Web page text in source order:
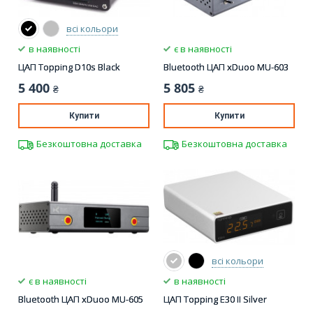
всі кольори
в наявності
ЦАП Topping D10s Black
5 400 ₴
Купити
Безкоштовна доставка
є в наявності
Bluetooth ЦАП xDuoo MU-603
5 805 ₴
Купити
Безкоштовна доставка
є в наявності
Bluetooth ЦАП xDuoo MU-605
всі кольори
в наявності
ЦАП Topping E30 II Silver